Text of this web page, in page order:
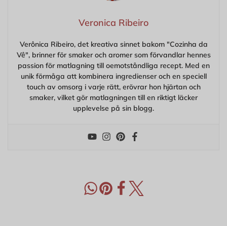
Veronica Ribeiro
Verônica Ribeiro, det kreativa sinnet bakom "Cozinha da
Vê", brinner för smaker och aromer som förvandlar hennes
passion för matlagning till oemotståndliga recept. Med en
unik förmåga att kombinera ingredienser och en speciell
touch av omsorg i varje rätt, erövrar hon hjärtan och
smaker, vilket gör matlagningen till en riktigt läcker
upplevelse på sin blogg.